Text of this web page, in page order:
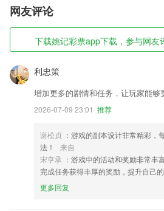
网友评论
下载姚记彩票app下载，参与网友
利忠策
增加更多的剧情和任务，让玩家能够
2026-07-09 23:01 推荐
谢松贞 ：游戏的副本设计非常精彩，
法！
来自
宋亨承 ：游戏中的活动和奖励非常丰
完成任务获得丰厚的奖励，提升自己的
更多回复